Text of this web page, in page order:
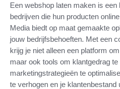
Een webshop laten maken is
bedrijven die hun producten
Media biedt op maat gemaakte
jouw bedrijfsbehoeften. Met een
krijg je niet alleen een platform
maar ook tools om klantgedrag
marketingstrategieën te
te verhogen en je klantenbestand